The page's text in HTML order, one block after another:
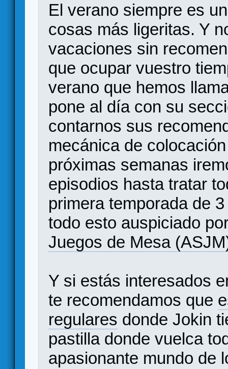
El verano siempre es
cosas más ligeritas. Y
vacaciones sin
que ocupar vuestro
verano que hemos
pone al día con su
contarnos sus
mecánica de
próximas semanas
episodios hasta tratar
primera temporada de
todo esto auspiciado
Juegos de Mesa
Y si estás interesados
te recomendamos que
regulares donde Jokin
pastilla donde vuelca
apasionante mundo de